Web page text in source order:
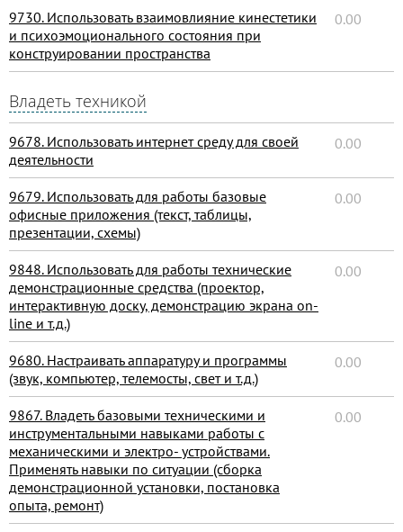
9730. Использовать взаимовлияние кинестетики
и психоэмоционального состояния при
конструировании пространства
0.00
Владеть техникой
9678. Использовать интернет среду для своей
деятельности
0.00
9679. Использовать для работы базовые
офисные приложения (текст, таблицы,
презентации, схемы)
0.00
9848. Использовать для работы технические
демонстрационные средства (проектор,
интерактивную доску, демонстрацию экрана on-
line и т.д.)
0.00
9680. Настраивать аппаратуру и программы
(звук, компьютер, телемосты, свет и т.д.)
0.00
9867. Владеть базовыми техническими и
инструментальными навыками работы с
механическими и электро- устройствами.
Применять навыки по ситуации (сборка
демонстрационной установки, постановка
опыта, ремонт)
0.00